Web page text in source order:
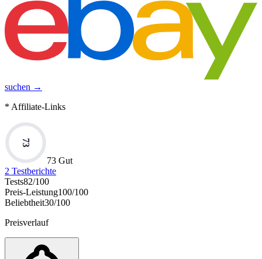
suchen →
* Affiliate-Links
73
73 Gut
2 Testberichte
Tests82/100
Preis-Leistung100/100
Beliebtheit30/100
Preisverlauf